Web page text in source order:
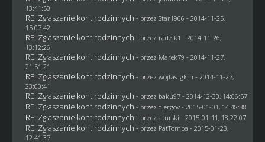
13:41:50
RE: Zgłaszanie kont rodzinnych - przez Star1966 - 2014-11-25,
15:07:42
RE: Zgłaszanie kont rodzinnych - przez radzik1 - 2014-11-26,
13:12:26
RE: Zgłaszanie kont rodzinnych - przez Marek79 - 2014-11-27,
21:51:21
RE: Zgłaszanie kont rodzinnych - przez wojtas_gkm - 2014-11-27,
23:00:41
RE: Zgłaszanie kont rodzinnych - przez baku97- 2014-12-30, 14:06:57
RE: Zgłaszanie kont rodzinnych - przez djergov- 2015-01-01, 14:48:38
RE: Zgłaszanie kont rodzinnych - przez aturski - 2015-01-11, 18:22:07
RE: Zgłaszanie kont rodzinnych - przez PatTomba - 2015-01-23,
12:41:37